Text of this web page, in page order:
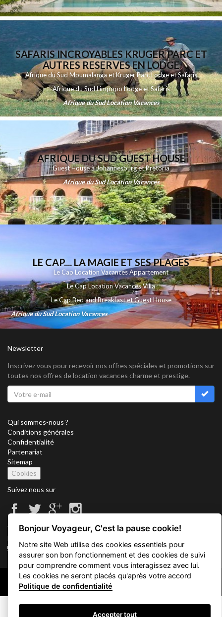
SAFARIS INCROYABLES KRUGER PARC ET
AUTRES RESERVES EN LODGE
Afrique du Sud Mpumalanga et Kruger Parc Lodge et Safaris
Afrique du Sud Limpopo Lodge et Safaris
Afrique du Sud Location Vacances
AFRIQUE DU SUD GUEST HOUSE
Guest House à Johannesburg et Pretoria
Afrique du Sud Location Vacances
LE CAP.... LA MAGIE ET SES PLAGES
Le Cap Location Vacances Appartement
Le Cap Location Vacances Villa
Le Cap Bed and Breakfast et Guest House
Afrique du Sud Location Vacances
Newsletter
Inscrivez vous pour recevoir nos offres spéciales et promotions sur
toutes nos offres de location vacances charme et prestige.
Qui sommes-nous ?
Conditions générales
Confidentialité
Partenariat
Sitemap
Cookies
Suivez nous sur
Vacation Key Corp. 2905 Point East Drive #L-215. Aventura.
FLORIDA 33160.
info@vacationkey.com
Copyright © 2026 Vacation Key Corp.
Bonjour Voyageur, C'est la pause cookie!
Notre site Web utilise des cookies essentiels pour
assurer son bon fonctionnement et des cookies de suivi
pour comprendre comment vous interagissez avec lui.
Les cookies ne seront placés qu'après votre accord
Politique de confidentialité
Accepter tout